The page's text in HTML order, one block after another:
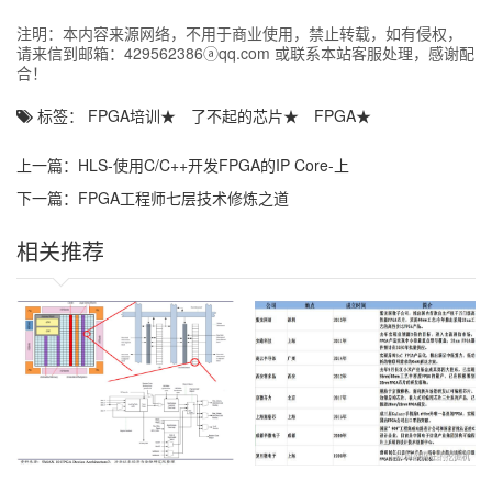
VHDL。
VHDL等编程语言，可用于FPGA开发的各个阶段。 FPGA
编程流程 1 设计工具的使用 选择正确的设计工具是FPGA编
程的重要步骤， II是一个常用的开发环境。 2 设计流程 从设
计原理图或者硬件描述语言开始，FPGA设计流程包括编写
代码、编译、仿真、调试、综合等步骤。 3 仿真与调试 仿
真可以帮助设计人员在开发阶段发现问题并进行调试，确保
设计的正确性和有效性。 FPGA应用实例 计算机视觉中的
FPGA FPGA广泛用于图像处理和机器视觉领域，能够提供
高性能和低功耗的图像处理解决方案。 信号处理中的FPGA
FPGA可以通过高速并行处理技术实现大规模信号处理，有
注明：本内容来源网络，不用于商业使用，禁止转载，如有侵权，
请来信到邮箱：429562386ⓐqq.com 或联系本站客服处理，感谢配
合！
标签： FPGA培训★ 了不起的芯片★ FPGA★
上一篇： HLS-使用C/C++开发FPGA的IP Core-上
下一篇： FPGA工程师七层技术修炼之道
相关推荐